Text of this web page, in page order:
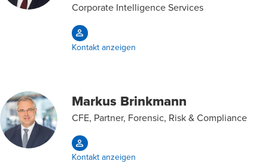
Corporate Intelligence Services
Kontakt anzeigen
Markus Brinkmann
CFE, Partner, Forensic, Risk & Compliance
Kontakt anzeigen